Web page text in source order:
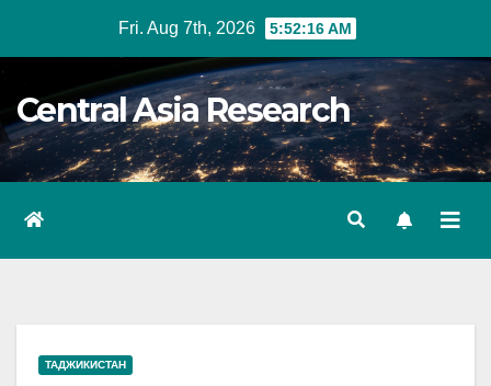
Fri. Aug 7th, 2026 5:52:17 AM
Central Asia Research
ТАДЖИКИСТАН